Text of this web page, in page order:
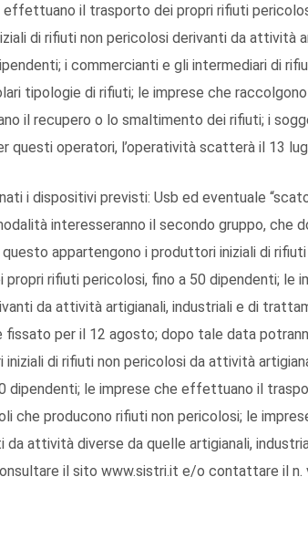
effettuano il trasporto dei propri rifiuti
di rifiuti non pericolosi derivanti da attività
i commercianti e gli intermediari di
tipologie di rifiuti; le imprese che
il recupero o lo smaltimento dei rifiuti; i
operatori, l’operatività scatterà il 13
i dispositivi previsti: Usb ed eventuale
interesseranno il secondo gruppo, che
appartengono i produttori iniziali di
rifiuti pericolosi, fino a 50 dipendenti; le
da attività artigianali, industriali e di
fissato per il 12 agosto; dopo tale data
di rifiuti non pericolosi da attività
dipendenti; le imprese che effettuano il
che producono rifiuti non pericolosi; le
attività diverse da quelle artigianali,
il sito www.sistri.it e/o contattare il n.